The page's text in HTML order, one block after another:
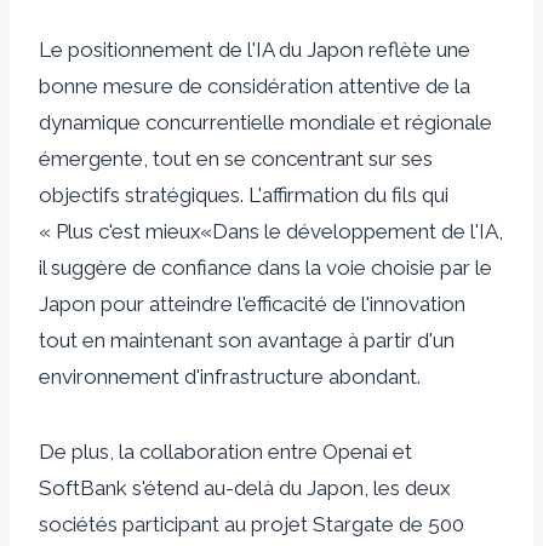
Le positionnement de l'IA du Japon reflète une
bonne mesure de considération attentive de la
dynamique concurrentielle mondiale et régionale
émergente, tout en se concentrant sur ses
objectifs stratégiques. L'affirmation du fils qui
« Plus c'est mieux«Dans le développement de l'IA,
il suggère de confiance dans la voie choisie par le
Japon pour atteindre l'efficacité de l'innovation
tout en maintenant son avantage à partir d'un
environnement d'infrastructure abondant.
De plus, la collaboration entre Openai et
SoftBank s'étend au-delà du Japon, les deux
sociétés participant au projet Stargate de 500